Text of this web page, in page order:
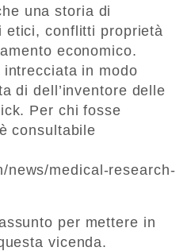
una storia di
etici, conflitti proprietà
economico.
in modo
di dell’inventore delle
Per chi fosse
consultabile
news/medical-research-
per mettere in
vicenda.